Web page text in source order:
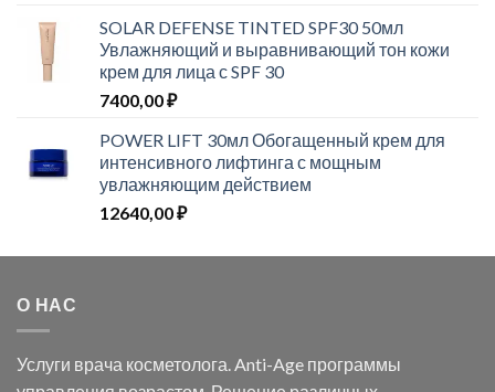
SOLAR DEFENSE TINTED SPF30 50мл
Увлажняющий и выравнивающий тон кожи
крем для лица с SPF 30
7400,00₽
POWER LIFT 30мл Обогащенный крем для
интенсивного лифтинга с мощным
увлажняющим действием
12640,00₽
О НАС
Услуги врача косметолога. Anti-Age программы